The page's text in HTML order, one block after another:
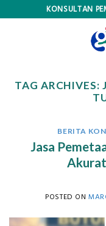
KONSULTAN
TAG ARCHIVES:
BERITA
Jasa
POSTED ON